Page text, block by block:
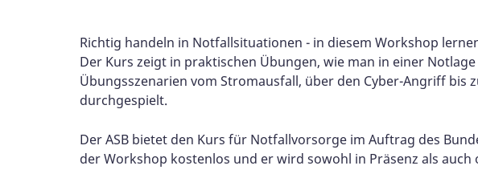
Richtig handeln in Notfallsituationen - in diesem Workshop
Der Kurs zeigt in praktischen Übungen, wie man in einer
Übungsszenarien vom Stromausfall, über den Cyber-Angriff
durchgespielt.
Der ASB bietet den Kurs für Notfallvorsorge im Auftrag des
der Workshop kostenlos und er wird sowohl in Präsenz als auch